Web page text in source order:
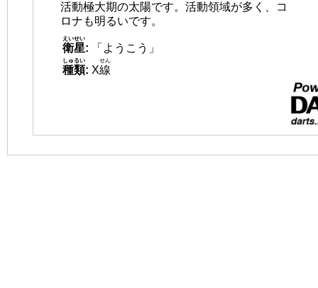
活動極大期の太陽です。活動領域が多く、コ
ロナも明るいです。
衛星
えいせい
:
「ようこう」
種類
しゅるい
: X線
せん